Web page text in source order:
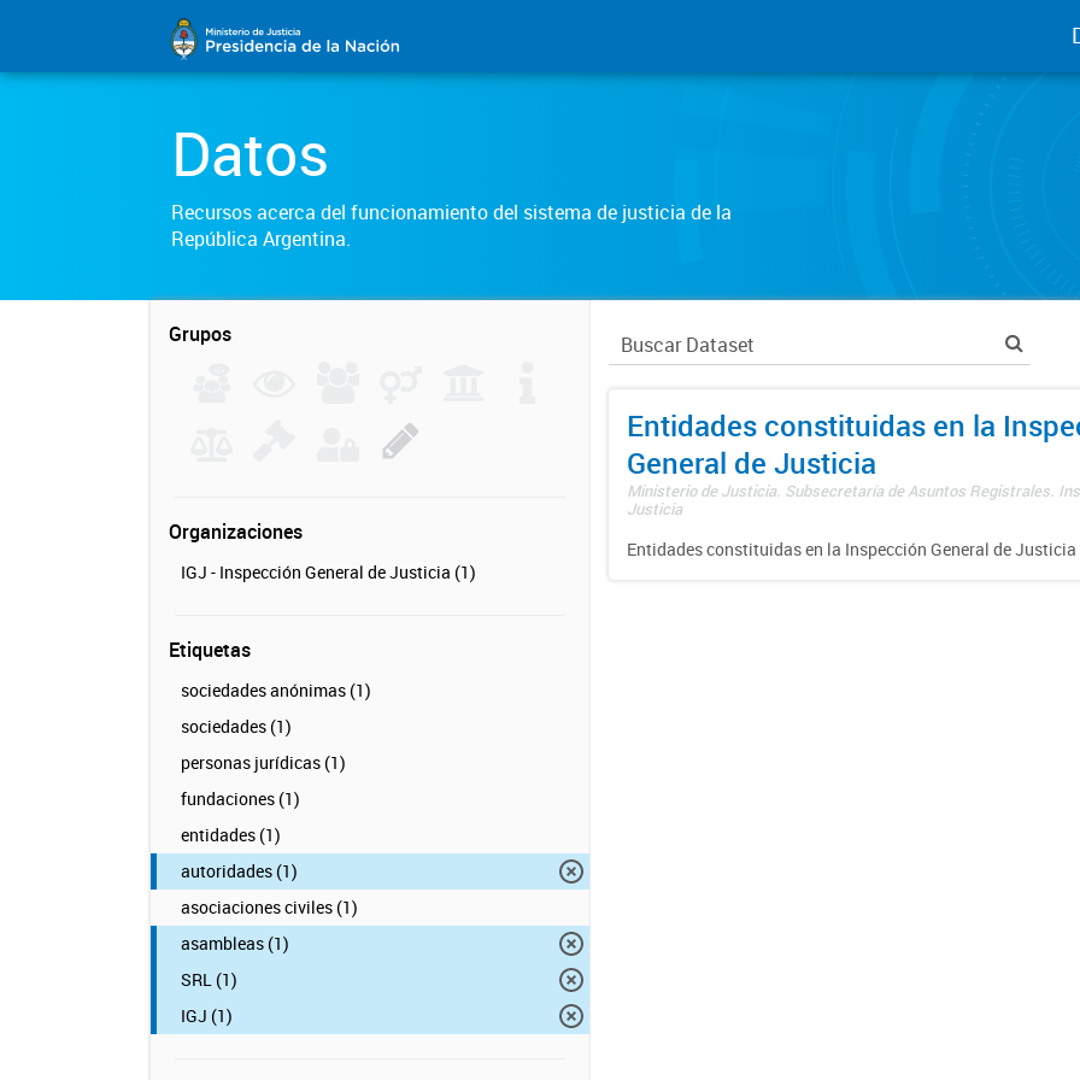
Datos
Recursos acerca del funcionamiento del sistema de justicia de la
República Argentina.
Grupos
Organizaciones
IGJ - Inspección General de Justicia (1)
Etiquetas
sociedades anónimas (1)
sociedades (1)
personas jurídicas (1)
fundaciones (1)
entidades (1)
autoridades (1)
asociaciones civiles (1)
asambleas (1)
SRL (1)
IGJ (1)
Entidades constituidas en la
General de Justicia
Ministerio de Justicia. Subsecretaría de Asuntos Registrales.
Justicia
Entidades constituidas en la Inspección General de Justicia